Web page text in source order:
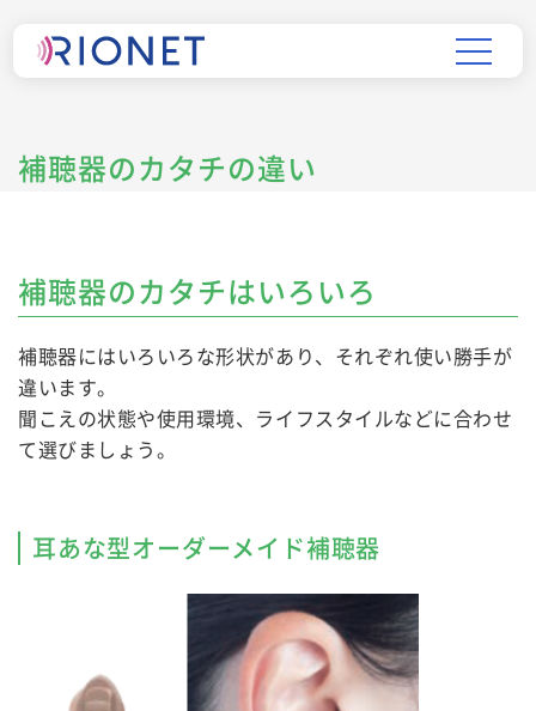
補聴器のカタチの違い
補聴器のカタチはいろいろ
補聴器にはいろいろな形状があり、それぞれ使い勝手が
違います。
聞こえの状態や使用環境、ライフスタイルなどに合わせ
て選びましょう。
耳あな型オーダーメイド補聴器